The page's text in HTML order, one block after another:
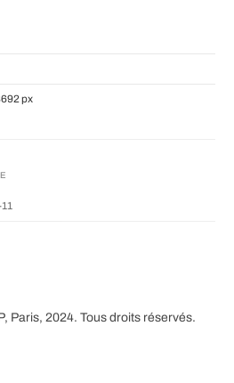
px
Paris, 2024. Tous droits réservés.